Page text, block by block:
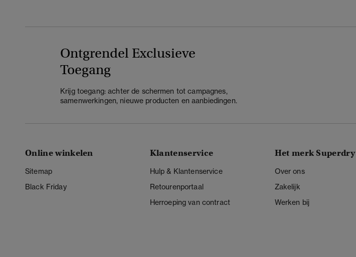
Ontgrendel Exclusieve
Toegang
Krijg toegang: achter de schermen tot campagnes,
samenwerkingen, nieuwe producten en aanbiedingen.
Online winkelen
Sitemap
Black Friday
Klantenservice
Hulp & Klantenservice
Retourenportaal
Herroeping van contract
Het merk Superdry
Over ons
Zakelijk
Werken bij